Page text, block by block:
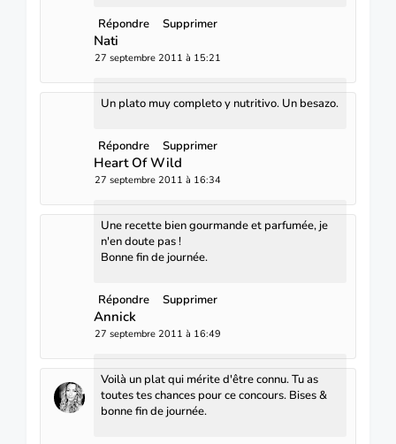
Répondre Supprimer
Nati
27 septembre 2011 à 15:21
Un plato muy completo y nutritivo. Un besazo.
Répondre Supprimer
Heart Of Wild
27 septembre 2011 à 16:34
Une recette bien gourmande et parfumée, je
n'en doute pas !
Bonne fin de journée.
Répondre Supprimer
Annick
27 septembre 2011 à 16:49
Voilà un plat qui mérite d'être connu. Tu as
toutes tes chances pour ce concours. Bises &
bonne fin de journée.